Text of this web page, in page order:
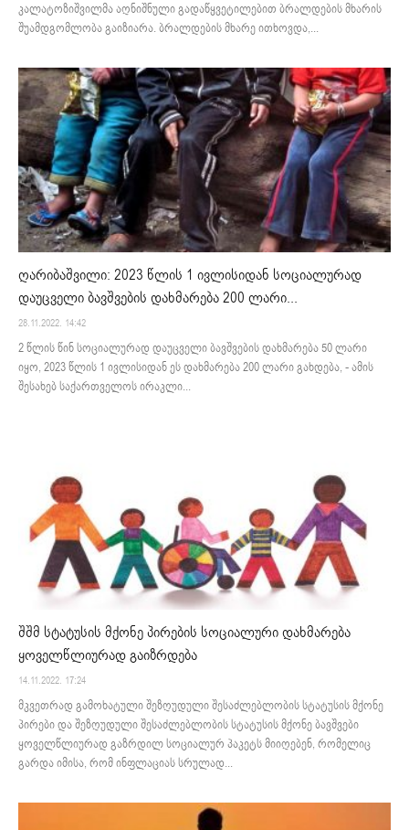
კალატოზიშვილმა აღნიშნული გადაწყვეტილებით ბრალდების მხარის
შუამდგომლობა გაიზიარა. ბრალდების მხარე ითხოვდა,...
ღარიბაშვილი: 2023 წლის 1 ივლისიდან სოციალურად
დაუცველი ბავშვების დახმარება 200 ლარი...
28.11.2022. 14:42
2 წლის წინ სოციალურად დაუცველი ბავშვების დახმარება 50 ლარი
იყო, 2023 წლის 1 ივლისიდან ეს დახმარება 200 ლარი გახდება, - ამის
შესახებ საქართველოს ირაკლი...
შშმ სტატუსის მქონე პირების სოციალური დახმარება
ყოველწლიურად გაიზრდება
14.11.2022. 17:24
მკვეთრად გამოხატული შეზღუდული შესაძლებლობის სტატუსის მქონე
პირები და შეზღუდული შესაძლებლობის სტატუსის მქონე ბავშვები
ყოველწლიურად გაზრდილ სოციალურ პაკეტს მიიღებენ, რომელიც
გარდა იმისა, რომ ინფლაციას სრულად...